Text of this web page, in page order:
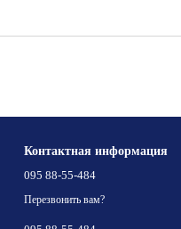
Контактная информация
095 88-55-484
Перезвонить вам?